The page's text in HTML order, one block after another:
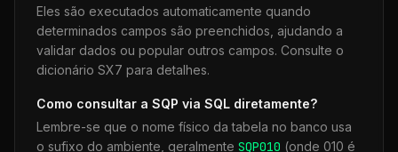
Eles são executados automaticamente quando
determinados campos são preenchidos, ajudando a
validar dados ou popular outros campos. Consulte o
dicionário SX7 para detalhes.
Como consultar a SQP via SQL diretamente?
Lembre-se que o nome físico da tabela no banco usa
o sufixo do ambiente, geralmente SQP010 (onde 010 é